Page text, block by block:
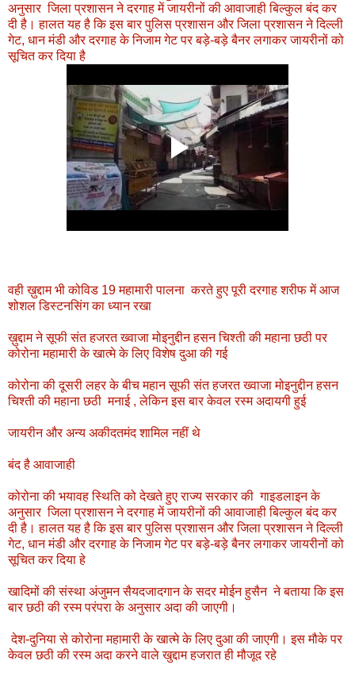
अनुसार जिला प्रशासन ने दरगाह में जायरीनों की आवाजाही बिल्कुल बंद कर
दी है। हालत यह है कि इस बार पुलिस प्रशासन और जिला प्रशासन ने दिल्ली
गेट, धान मंडी और दरगाह के निजाम गेट पर बड़े-बड़े बैनर लगाकर जायरीनों को
सूचित कर दिया है
वही ख़ुद्दाम भी कोविड 19 महामारी पालना करते हुए पूरी दरगाह शरीफ में आज
शोशल डिस्टनसिंग का ध्यान रखा
ख़ुद्दाम ने सूफी संत हजरत ख्वाजा मोइनुद्दीन हसन चिश्ती की महाना छठी पर
कोरोना महामारी के खात्मे के लिए विशेष दुआ की गई
कोरोना की दूसरी लहर के बीच महान सूफी संत हजरत ख्वाजा मोइनुद्दीन हसन
चिश्ती की महाना छठी मनाई , लेकिन इस बार केवल रस्म अदायगी हुई
जायरीन और अन्य अकीदतमंद शामिल नहीं थे
बंद है आवाजाही
कोरोना की भयावह स्थिति को देखते हुए राज्य सरकार की गाइडलाइन के
अनुसार जिला प्रशासन ने दरगाह में जायरीनों की आवाजाही बिल्कुल बंद कर
दी है। हालत यह है कि इस बार पुलिस प्रशासन और जिला प्रशासन ने दिल्ली
गेट, धान मंडी और दरगाह के निजाम गेट पर बड़े-बड़े बैनर लगाकर जायरीनों को
सूचित कर दिया हे
खादिमों की संस्था अंजुमन सैयदजादगान के सदर मोईन हुसैन ने बताया कि इस
बार छठी की रस्म परंपरा के अनुसार अदा की जाएगी।
देश-दुनिया से कोरोना महामारी के खात्मे के लिए दुआ की जाएगी। इस मौके पर
केवल छठी की रस्म अदा करने वाले खुद्दाम हजरात ही मौजूद रहे